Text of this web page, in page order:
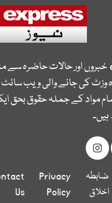
خبروں اور حالات حاضرہ سے
وزٹ کی جانے والی ویب
مواد کے جملہ حقوق بحق
ضابطہ
اخلاق
Privacy
Policy
Us